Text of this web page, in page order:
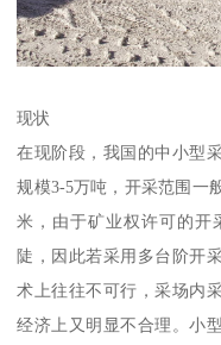
现状
在现阶段，我国的中小型
规模3-5万吨，开采范围一
米，由于矿业权许可的开
陡，因此若采用多台阶开
术上往往不可行，采场内
经济上又明显不合理。小